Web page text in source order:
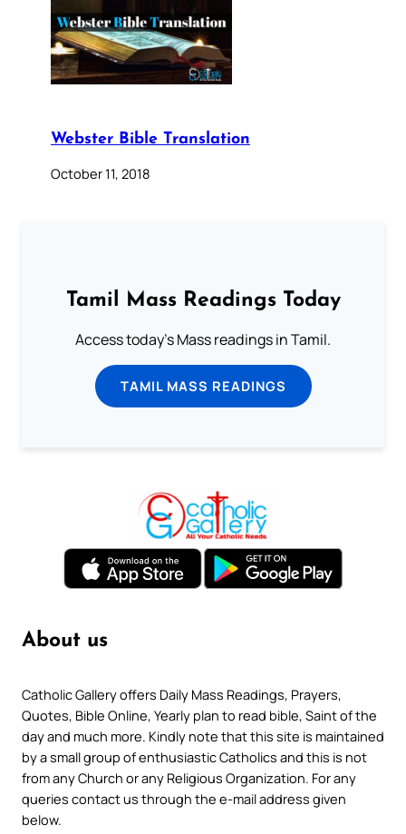
Webster Bible Translation
October 11, 2018
Tamil Mass Readings Today
Access today's Mass readings in Tamil.
TAMIL MASS READINGS
About us
Catholic Gallery offers Daily Mass Readings, Prayers,
Quotes, Bible Online, Yearly plan to read bible, Saint of the
day and much more. Kindly note that this site is maintained
by a small group of enthusiastic Catholics and this is not
from any Church or any Religious Organization. For any
queries contact us through the e-mail address given
below.